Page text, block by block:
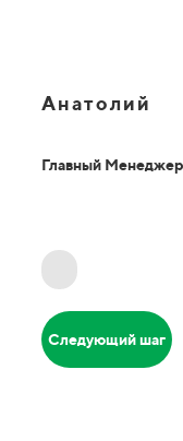
Анатолий
Главный Менеджер
Следующий шаг